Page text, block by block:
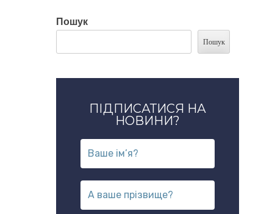
Пошук
Пошук
ПІДПИСАТИСЯ НА
НОВИНИ?